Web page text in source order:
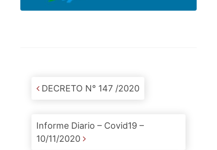
Post navigation
DECRETO N° 147 /2020
Informe Diario – Covid19 –
10/11/2020